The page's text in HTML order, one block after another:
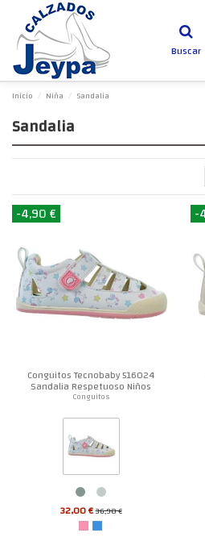
Buscar
Inicio Niña Sandalia
Sandalia
-4,90 €
Conguitos Tecnobaby 516024
Sandalia Respetuoso Niños
Conguitos
32,00 €36,90 €
-